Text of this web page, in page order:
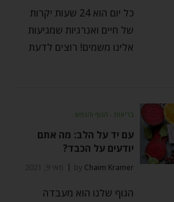
כל יום הוא 24 שעות יקרות
של חיים ואנרגיות שמגיעות
אלינו משמים! רוצים לדעת
בריאות - הגוף והנפש
עם יד על הלב: מה אתם
יודעים על הכבד?
by Chaim Kramer מאי 9, 2021
הגוף שלנו הוא מעבדה